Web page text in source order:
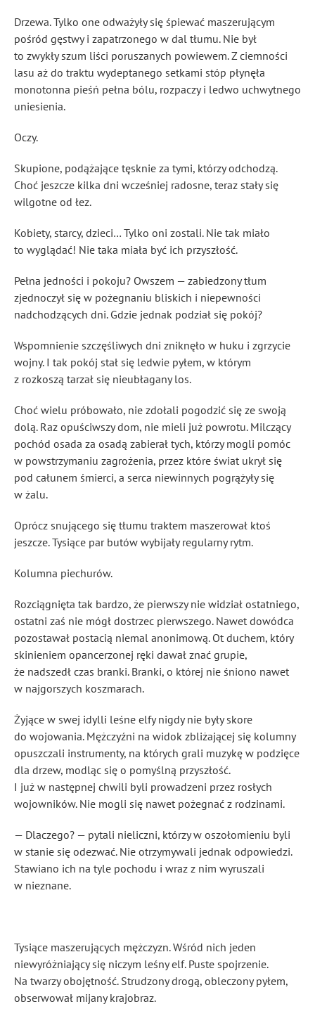
Drzewa. Tylko one odważyły się śpiewać maszerującym
pośród gęstwy i zapatrzonego w dal tłumu. Nie był
to zwykły szum liści poruszanych powiewem. Z ciemności
lasu aż do traktu wydeptanego setkami stóp płynęła
monotonna pieśń pełna bólu, rozpaczy i ledwo uchwytnego
uniesienia.
Oczy.
Skupione, podążające tęsknie za tymi, którzy odchodzą.
Choć jeszcze kilka dni wcześniej radosne, teraz stały się
wilgotne od łez.
Kobiety, starcy, dzieci… Tylko oni zostali. Nie tak miało
to wyglądać! Nie taka miała być ich przyszłość.
Pełna jedności i pokoju? Owszem — zabiedzony tłum
zjednoczył się w pożegnaniu bliskich i niepewności
nadchodzących dni. Gdzie jednak podział się pokój?
Wspomnienie szczęśliwych dni zniknęło w huku i zgrzycie
wojny. I tak pokój stał się ledwie pyłem, w którym
z rozkoszą tarzał się nieubłagany los.
Choć wielu próbowało, nie zdołali pogodzić się ze swoją
dolą. Raz opuściwszy dom, nie mieli już powrotu. Milczący
pochód osada za osadą zabierał tych, którzy mogli pomóc
w powstrzymaniu zagrożenia, przez które świat ukrył się
pod całunem śmierci, a serca niewinnych pogrążyły się
w żalu.
Oprócz snującego się tłumu traktem maszerował ktoś
jeszcze. Tysiące par butów wybijały regularny rytm.
Kolumna piechurów.
Rozciągnięta tak bardzo, że pierwszy nie widział ostatniego,
ostatni zaś nie mógł dostrzec pierwszego. Nawet dowódca
pozostawał postacią niemal anonimową. Ot duchem, który
skinieniem opancerzonej ręki dawał znać grupie,
że nadszedł czas branki. Branki, o której nie śniono nawet
w najgorszych koszmarach.
Żyjące w swej idylli leśne elfy nigdy nie były skore
do wojowania. Mężczyźni na widok zbliżającej się kolumny
opuszczali instrumenty, na których grali muzykę w podzięce
dla drzew, modląc się o pomyślną przyszłość.
I już w następnej chwili byli prowadzeni przez rosłych
wojowników. Nie mogli się nawet pożegnać z rodzinami.
— Dlaczego? — pytali nieliczni, którzy w oszołomieniu byli
w stanie się odezwać. Nie otrzymywali jednak odpowiedzi.
Stawiano ich na tyle pochodu i wraz z nim wyruszali
w nieznane.
Tysiące maszerujących mężczyzn. Wśród nich jeden
niewyróżniający się niczym leśny elf. Puste spojrzenie.
Na twarzy obojętność. Strudzony drogą, obleczony pyłem,
obserwował mijany krajobraz.